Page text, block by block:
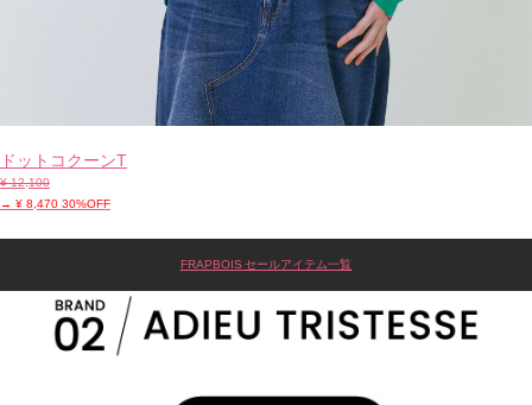
ドットコクーンT
¥ 12,100
→ ¥ 8,470 30%OFF
FRAPBOIS セールアイテム一覧